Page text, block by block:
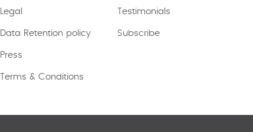
Legal
Data Retention policy
Press
Terms & Conditions
Testimonials
Subscribe